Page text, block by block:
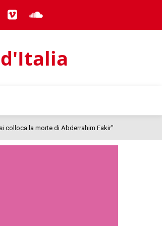
Fakir"